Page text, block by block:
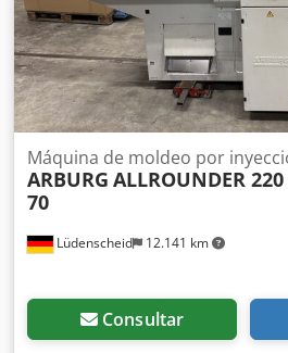
Lüdenscheid 12.141 km
Máquina de moldeo por
ARBURG ALLROUNDER
70
Consultar